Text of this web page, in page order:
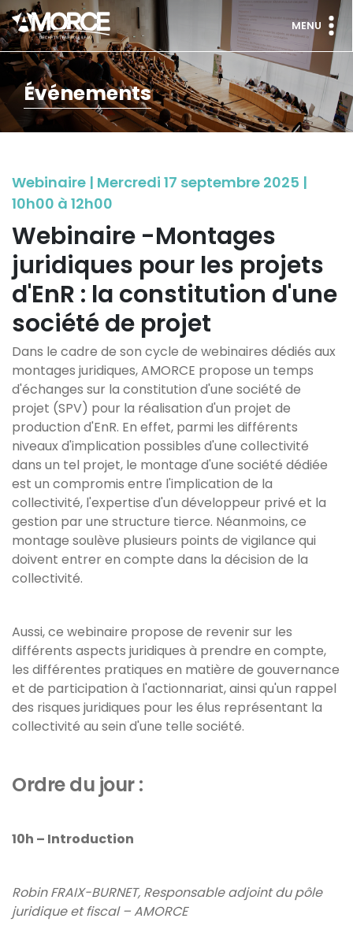
MENU
Événements
Webinaire | Mercredi 17 septembre 2025 |
10h00 à 12h00
Webinaire -Montages
juridiques pour les projets
d'EnR : la constitution d'une
société de projet
Dans le cadre de son cycle de webinaires dédiés aux
montages juridiques, AMORCE propose un temps
d'échanges sur la constitution d'une société de
projet (SPV) pour la réalisation d'un projet de
production d'EnR. En effet, parmi les différents
niveaux d'implication possibles d'une collectivité
dans un tel projet, le montage d'une société dédiée
est un compromis entre l'implication de la
collectivité, l'expertise d'un développeur privé et la
gestion par une structure tierce. Néanmoins, ce
montage soulève plusieurs points de vigilance qui
doivent entrer en compte dans la décision de la
collectivité.
Aussi, ce webinaire propose de revenir sur les
différents aspects juridiques à prendre en compte,
les différentes pratiques en matière de gouvernance
et de participation à l'actionnariat, ainsi qu'un rappel
des risques juridiques pour les élus représentant la
collectivité au sein d'une telle société.
Ordre du jour :
10h – Introduction
Robin FRAIX-BURNET, Responsable adjoint du pôle
juridique et fiscal – AMORCE